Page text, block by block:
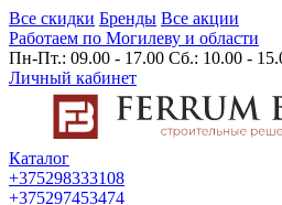
Все скидки Бренды Все акции
Работаем по Могилеву и области
Пн-Пт.: 09.00 - 17.00 Сб.: 10.00 -
Личный кабинет
Каталог
+375298333108
+375297453474